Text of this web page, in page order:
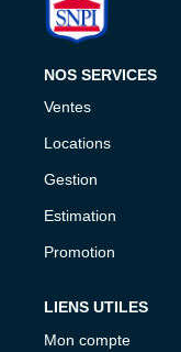
NOS SERVICES
Ventes
Locations
Gestion
Estimation
Promotion
LIENS UTILES
Mon compte